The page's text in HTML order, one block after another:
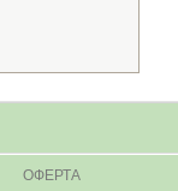
ОФЕРТА